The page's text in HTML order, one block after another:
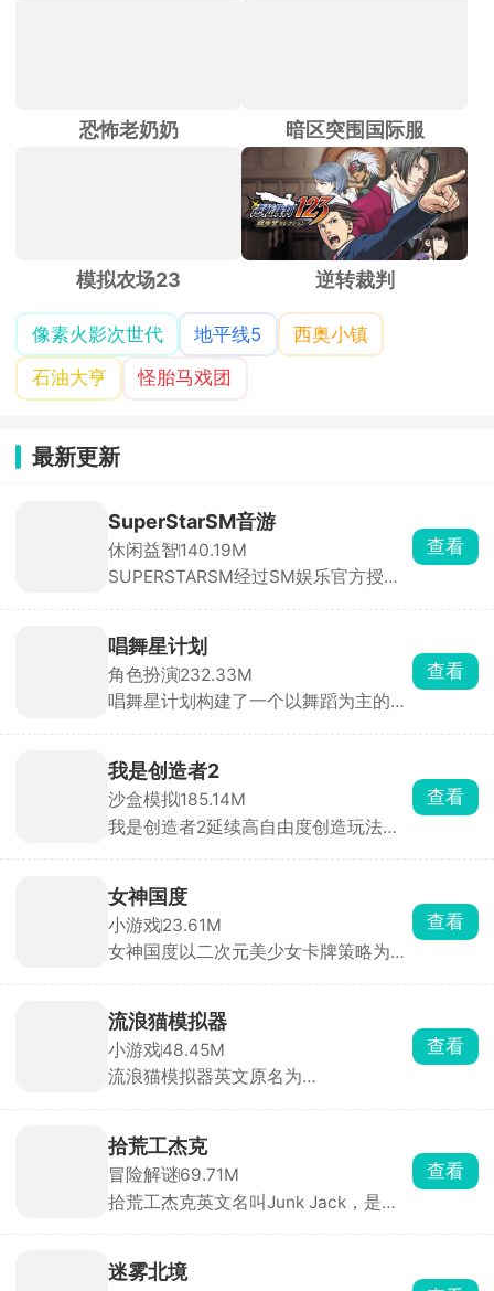
恐怖老奶奶 暗区突围国际服
模拟农场23 逆转裁判
像素火影次世代 地平线5
西奥小镇
石油大亨
怪胎马戏团
最新更新
SuperStarSM音游
休闲益智140.19M
SUPERSTARSM经过SM娱乐官方授
到判定线的瞬间点击屏幕完成击打，精
准敲击即可积累分数、推进曲目演奏。
除此之外，游戏还搭载了完整的闯关养
成体系与实时PK竞技两大核心系统。满
查看
唱舞星计划
角色扮演232.33M
唱舞星计划构建了一个以舞蹈为主的幻
衣服，用跳舞的方式与其他玩家同台竞
技，提升自己的艺术品鉴能力和身体灵
活性。游戏中有大量的音乐曲库，环境
也可以自由探索，努力成为你心目中的
查看
我是创造者2
沙盒模拟185.14M
我是创造者2延续高自由度创造玩法并
造者，踏入一片由立体像素方块搭建而
成的广袤开放世界，把脑海中的构想变
为可触摸、可漫游、可欣赏的专属像素
世界，让创造的乐趣与成就感被无限放
查看
女神国度
小游戏23.61M
女神国度以二次元美少女卡牌策略为主
女，她们外貌各异、技能定位不同，可
自由搭配阵容释放全力。游戏主打放置
闯关自动战斗，支持跳过战斗与离线挂
机，解放双手轻松养成。
查看
流浪猫模拟器
小游戏48.45M
流浪猫模拟器英文原名为
只渺小的流浪猫咪，置身于繁华却又危
机四伏的城市之中，体验颠沛流离、步
步惊心的流浪生活。
查看
拾荒工杰克
冒险解谜69.71M
拾荒工杰克英文名叫Junk Jack，是一
星之间穿梭旅行，收集材料、捕鱼、养
牲畜、栽花、打怪、建住所，一切全靠
查看
迷雾北境